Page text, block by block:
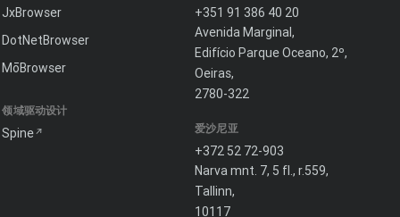
JxBrowser
DotNetBrowser
MōBrowser
领域驱动设计
Spine
+351 91 386 40 20
Avenida Marginal,
Edifício Parque Oceano, 2º,
Oeiras,
2780-322
爱沙尼亚
+372 52 72-903
Narva mnt. 7, 5 fl., r.559,
Tallinn,
10117